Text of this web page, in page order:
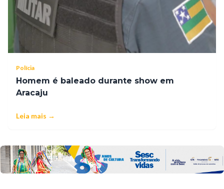
Polícia
Homem é baleado durante show em
Aracaju
Leia mais →